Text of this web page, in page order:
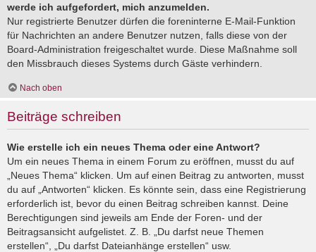
werde ich aufgefordert, mich anzumelden.
Nur registrierte Benutzer dürfen die foreninterne E-Mail-Funktion
für Nachrichten an andere Benutzer nutzen, falls diese von der
Board-Administration freigeschaltet wurde. Diese Maßnahme soll
den Missbrauch dieses Systems durch Gäste verhindern.
Nach oben
Beiträge schreiben
Wie erstelle ich ein neues Thema oder eine Antwort?
Um ein neues Thema in einem Forum zu eröffnen, musst du auf
„Neues Thema“ klicken. Um auf einen Beitrag zu antworten, musst
du auf „Antworten“ klicken. Es könnte sein, dass eine Registrierung
erforderlich ist, bevor du einen Beitrag schreiben kannst. Deine
Berechtigungen sind jeweils am Ende der Foren- und der
Beitragsansicht aufgelistet. Z. B. „Du darfst neue Themen
erstellen“, „Du darfst Dateianhänge erstellen“ usw.